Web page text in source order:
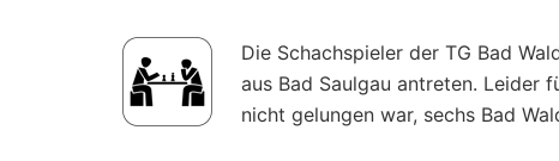
Die Schachspieler der TG Bad
aus Bad Saulgau antreten. Leider
nicht gelungen war, sechs Bad